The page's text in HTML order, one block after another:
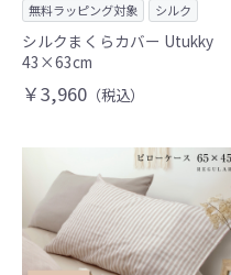
無料ラッピング対象
シルク
シルクまくらカバー Utukky
43×63cm
￥3,960 （税込）